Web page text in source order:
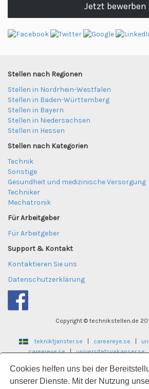
Cookies helfen uns bei der
unserer Dienste. Mit der Nutzung
Jetzt bewerben
Stellen nach Regionen
Stellen in Nordrhein-Westfalen
Stellen in Baden-Württemberg
Stellen in Bayern
Stellen in Niedersachsen
Stellen in Hessen
Stellen nach Kategorien
Technik
Sonstige
Gesundheit und medizinische Versorgung
Techniker
Mechatronik
Für Arbeitgeber
Für Arbeitgeber
Support & Kontakt
Kontaktieren Sie uns
Datenschutzerklärung
Copyright © technikstellen.de
tekniktjanster.se careereye.se
careereye.se|universitetsvakanser.se
laegekarriere.dk